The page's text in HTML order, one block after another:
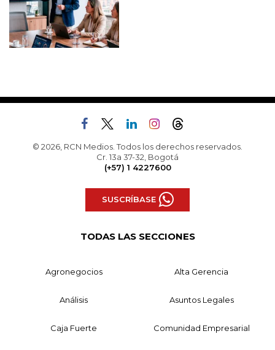
© 2026, RCN Medios. Todos los derechos reservados.
Cr. 13a 37-32, Bogotá
(+57) 1 4227600
SUSCRÍBASE
TODAS LAS SECCIONES
Agronegocios Alta Gerencia
Análisis Asuntos Legales
Caja Fuerte Comunidad Empresarial